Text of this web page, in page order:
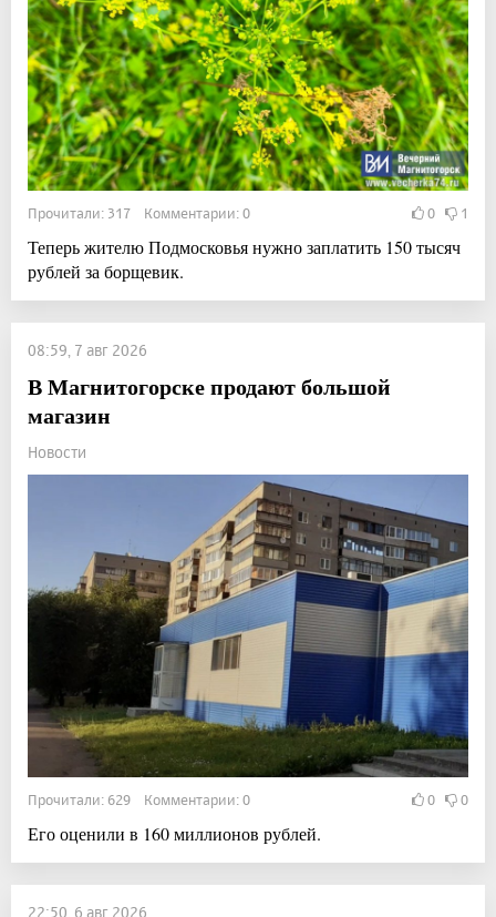
Прочитали: 317 Комментарии: 0 0 1
Теперь жителю Подмосковья нужно заплатить 150 тысяч
рублей за борщевик.
08:59, 7 авг 2026
В Магнитогорске продают большой
магазин
Новости
Прочитали: 629 Комментарии: 0 0 0
Его оценили в 160 миллионов рублей.
22:50, 6 авг 2026